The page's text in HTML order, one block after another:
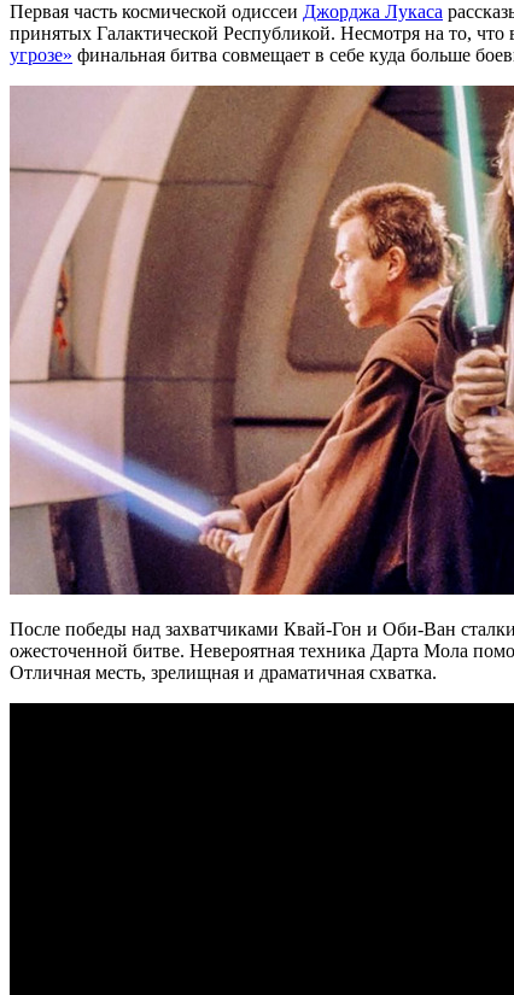
Первая часть космической одиссеи Джорджа Лукаса
принятых Галактической Республикой. Несмотря на то,
угрозе» финальная битва совмещает в себе куда больше
После победы над захватчиками Квай-Гон и Оби-Ван
ожесточенной битве. Невероятная техника Дарта Мола
Отличная месть, зрелищная и драматичная схватка.